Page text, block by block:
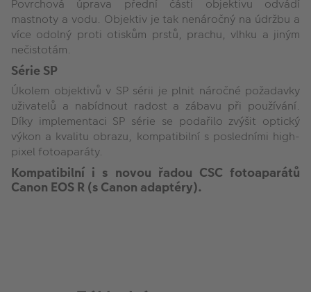
Povrchová úprava přední části objektivu odvádí
mastnoty a vodu. Objektiv je tak nenáročný na údržbu a
více odolný proti otiskům prstů, prachu, vlhku a jiným
nečistotám.
Série SP
Úkolem objektivů v SP sérii je plnit náročné požadavky
uživatelů a nabídnout radost a zábavu při používání.
Díky implementaci SP série se podařilo zvýšit optický
výkon a kvalitu obrazu, kompatibilní s posledními high-
pixel fotoaparáty.
Kompatibilní i s novou řadou CSC fotoaparátů
Canon EOS R (s Canon adaptéry).